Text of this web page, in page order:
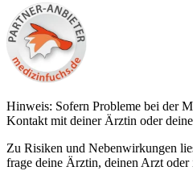
Hinweis: Sofern Probleme bei der
Kontakt mit deiner Ärztin oder
Zu Risiken und Nebenwirkungen
frage deine Ärztin, deinen Arzt oder